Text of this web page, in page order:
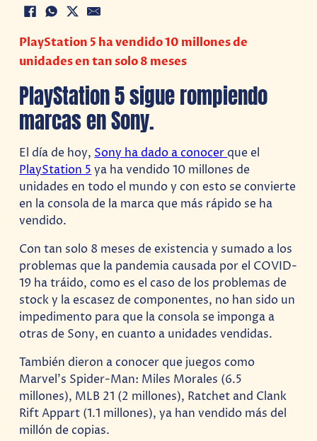
PlayStation 5 ha vendido 10 millones de
unidades en tan solo 8 meses
PlayStation 5 sigue rompiendo
marcas en Sony.
El día de hoy, Sony ha dado a conocerque el
PlayStation 5 ya ha vendido 10 millones de
unidades en todo el mundo y con esto se convierte
en la consola de la marca que más rápido se ha
vendido.
Con tan solo 8 meses de existencia y sumado a los
problemas que la pandemia causada por el COVID-
19 ha tráido, como es el caso de los problemas de
stock y la escasez de componentes, no han sido un
impedimento para que la consola se imponga a
otras de Sony, en cuanto a unidades vendidas.
También dieron a conocer que juegos como
Marvel’s Spider-Man: Miles Morales (6.5
millones), MLB 21 (2 millones), Ratchet and Clank
Rift Appart (1.1 millones), ya han vendido más del
millón de copias.